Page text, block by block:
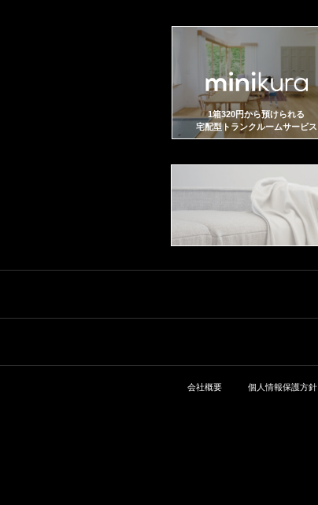
1箱320円から預けられる
宅配型トランクルームサービス
会社概要 個人情報保護方針